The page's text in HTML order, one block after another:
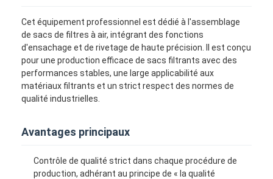
Cet équipement professionnel est dédié à l'assemblage
de sacs de filtres à air, intégrant des fonctions
d'ensachage et de rivetage de haute précision. Il est conçu
pour une production efficace de sacs filtrants avec des
performances stables, une large applicabilité aux
matériaux filtrants et un strict respect des normes de
qualité industrielles.
Avantages principaux
Contrôle de qualité strict dans chaque procédure de
production, adhérant au principe de « la qualité